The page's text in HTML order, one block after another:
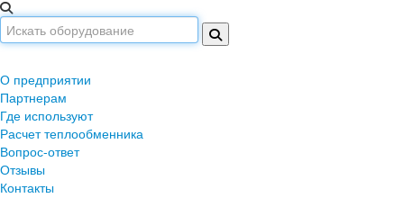
О предприятии
Партнерам
Где используют
Расчет теплообменника
Вопрос-ответ
Отзывы
Контакты